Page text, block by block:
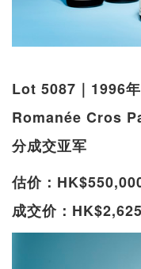
Lot 5087｜1996
Romanée Cros
分成交亚军
估价：
成交价：